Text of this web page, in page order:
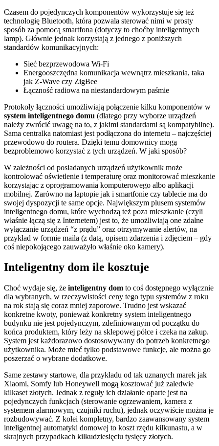
Czasem do pojedynczych komponentów wykorzystuje się też
technologię Bluetooth, która pozwala sterować nimi w prosty
sposób za pomocą smartfona (dotyczy to choćby inteligentnych
lamp). Głównie jednak korzystają z jednego z poniższych
standardów komunikacyjnych:
Sieć bezprzewodowa Wi-Fi
Energooszczędna komunikacja wewnątrz mieszkania, taka
jak Z-Wave czy ZigBee
Łączność radiowa na niestandardowym paśmie
Protokoły łączności umożliwiają połączenie kilku komponentów w
system inteligentnego domu (dlatego przy wyborze urządzeń
należy zwrócić uwagę na to, z jakimi standardami są kompatybilne).
Sama centralka natomiast jest podłączona do internetu – najczęściej
przewodowo do routera. Dzięki temu domownicy mogą
bezproblemowo korzystać z tych urządzeń. W jaki sposób?
W zależności od posiadanych urządzeń użytkownik może
kontrolować oświetlenie i temperaturę oraz monitorować mieszkanie
korzystając z oprogramowania komputerowego albo aplikacji
mobilnej. Zarówno na laptopie jak i smartfonie czy tablecie ma do
swojej dyspozycji te same opcje. Największym plusem systemów
inteligentnego domu, które wychodzą też poza mieszkanie (czyli
właśnie łączą się z Internetem) jest to, że umożliwiają one zdalne
wyłączanie urządzeń “z prądu” oraz otrzymywanie alertów, na
przykład w formie maila (z datą, opisem zdarzenia i zdjęciem – gdy
coś niepokojącego zauważyło właśnie oko kamery).
Inteligentny dom ile kosztuje
Choć wydaje się, że inteligentny dom to coś dostępnego wyłącznie
dla wybranych, w rzeczywistości ceny tego typu systemów z roku
na rok stają się coraz mniej zaporowe. Trudno jest wskazać
konkretne kwoty, ponieważ konkretny system inteligentnego
budynku nie jest pojedynczym, zdefiniowanym od początku do
końca produktem, który leży na sklepowej półce i czeka na zakup.
System jest każdorazowo dostosowywany do potrzeb konkretnego
użytkownika. Może mieć tylko podstawowe funkcje, ale można go
poszerzać o wybrane dodatkowe.
Same zestawy startowe, dla przykładu od tak uznanych marek jak
Xiaomi, Somfy lub Honeywell mogą kosztować już zaledwie
kilkaset złotych. Jednak z reguły ich działanie oparte jest na
pojedynczych funkcjach (sterowanie ogrzewaniem, kamera z
systemem alarmowym, czujniki ruchu), jednak oczywiście można je
rozbudowywać. Z kolei kompletny, bardzo zaawansowany system
inteligentnej automatyki domowej to koszt rzędu kilkunastu, a w
skrajnych przypadkach kilkudziesięciu tysięcy złotych.